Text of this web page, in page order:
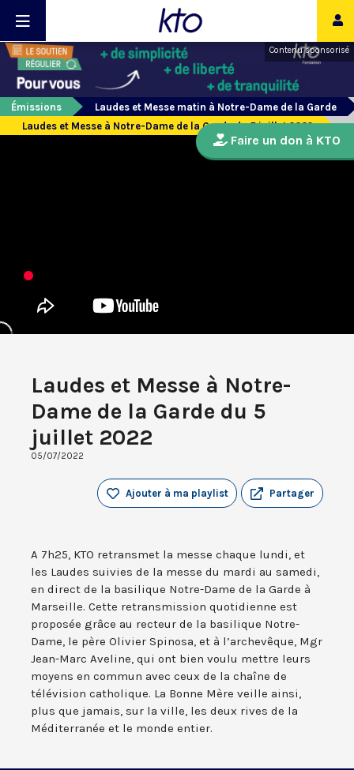
Contenu sponsorisé
Émissions
Laudes et Messe matin à Notre-Dame de la Garde
Laudes et Messe à Notre-Dame de la Garde du 5 juillet 2022
Laudes et Messe à Notre-
Dame de la Garde du 5
juillet 2022
05/07/2022
Partager
Ajouter à ma playlist
A 7h25, KTO retransmet la messe chaque lundi, et
les Laudes suivies de la messe du mardi au samedi,
en direct de la basilique Notre-Dame de la Garde à
Marseille. Cette retransmission quotidienne est
proposée grâce au recteur de la basilique Notre-
Dame, le père Olivier Spinosa, et à l’archevêque, Mgr
Jean-Marc Aveline, qui ont bien voulu mettre leurs
moyens en commun avec ceux de la chaîne de
télévision catholique. La Bonne Mère veille ainsi,
plus que jamais, sur la ville, les deux rives de la
Méditerranée et le monde entier.
Faire un don à KTO